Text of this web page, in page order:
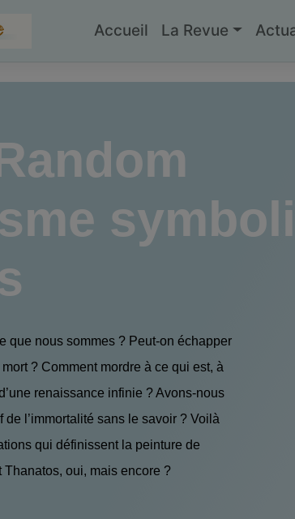
Accueil La Revue
que nous sommes ? Peut-on échapper
? Comment mordre à ce qui est, à
renaissance infinie ? Avons-nous
l’immortalité sans le savoir ? Voilà
qui définissent la peinture de
Thanatos, oui, mais encore ?